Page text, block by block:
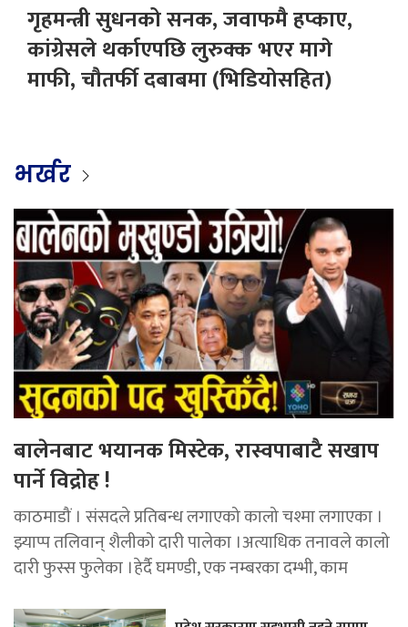
गृहमन्त्री सुधनको सनक, जवाफमै हप्काए,
कांग्रेसले थर्काएपछि लुरुक्क भएर मागे
माफी, चौतर्फी दबाबमा (भिडियोसहित)
भर्खर
बालेनबाट भयानक मिस्टेक, रास्वपाबाटै सखाप
पार्ने विद्रोह !
काठमाडौं । संसदले प्रतिबन्ध लगाएको कालो चश्मा लगाएका ।
झ्याप्प तलिवान् शैलीको दारी पालेका ।अत्याधिक तनावले कालो
दारी फुस्स फुलेका ।हेर्दै घमण्डी, एक नम्बरका दम्भी, काम